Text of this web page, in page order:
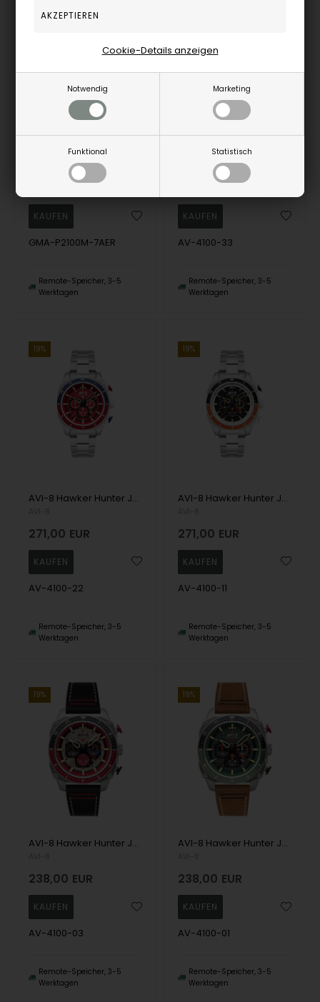
Notwendig Marketing
Funktional Statistisch
Cookie-Details anzeigen
EUR
GMA-P2100M-7AER
Remote-Speicher, 3-5
Werktagen
EUR
AV-4100-33
Remote-Speicher, 3-5
Werktagen
19%
AVI-8 Hawker Hunter Japansk kvarts kronograf mit Mineralglas med antirefleksbehandling Herren uhr
271,00 EUR
AV-4100-22
Remote-Speicher, 3-5
Werktagen
19%
AVI-8 Hawker Hunter Japansk kvarts kronograf mit Mineralglas med antirefleksbehandling Herren uhr
271,00 EUR
AV-4100-11
Remote-Speicher, 3-5
Werktagen
19%
AVI-8 Hawker Hunter Japansk kvarts kronograf mit Mineralglas med antirefleksbehandling Herren uhr
238,00 EUR
AV-4100-03
Remote-Speicher, 3-5
Werktagen
19%
AVI-8 Hawker Hunter Japansk kvarts kronograf mit Mineralglas med antirefleksbehandling Herren uhr
238,00 EUR
AV-4100-01
Remote-Speicher, 3-5
Werktagen